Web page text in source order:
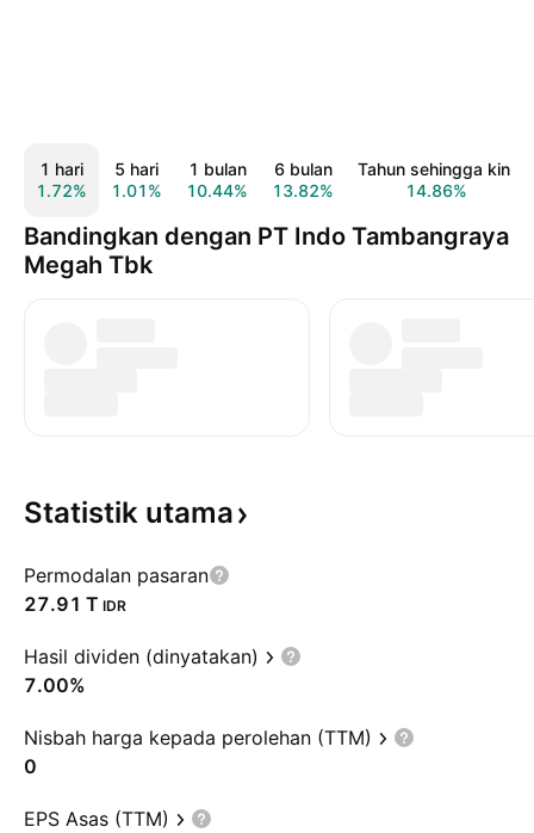
1 hari
1.72%
5 hari
1.01%
1 bulan
10.44%
6 bulan
13.82%
Tahun sehingga kini
14.86%
Bandingkan dengan PT Indo Tambangraya
Megah Tbk
Statistik utama
Permodalan pasaran
‪27.91 T‬ IDR
Hasil dividen (dinyatakan)
7.00%
Nisbah harga kepada perolehan (TTM)
0
EPS Asas (TTM)